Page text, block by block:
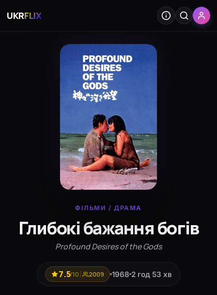
UKRFLIX
ФІЛЬМИ /ДРАМА
Глибокі бажання богів
Profound Desires of the Gods
7.5/10 2009 1968 2 год 53 хв